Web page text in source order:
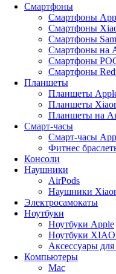
Смартфоны
Смартфоны
Смартфоны
Смартфоны
Смартфоны на
Смартфоны
Смартфоны
Планшеты
Планшеты
Планшеты
Планшеты на
Смарт-часы
Смарт-часы
Фитнес
Консоли
Наушники
AirPods
Наушники
Электросамокаты
Ноутбуки
Ноутбуки Apple
Ноутбуки
Аксессуары для
Компьютеры
Mac